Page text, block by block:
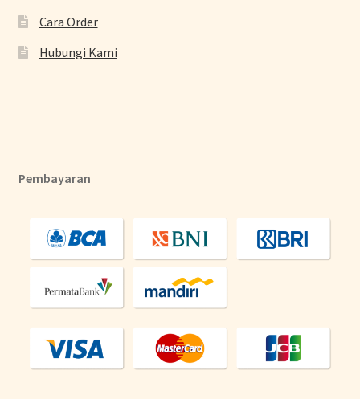
Cara Order
Hubungi Kami
Pembayaran